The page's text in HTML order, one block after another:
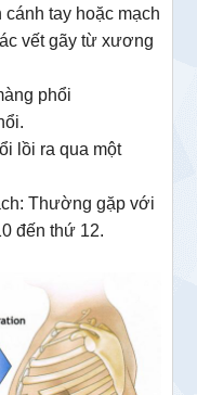
tay hoặc mạch
vết gãy từ xương
phổi
lồi ra qua một
Thường gặp với
đến thứ 12.